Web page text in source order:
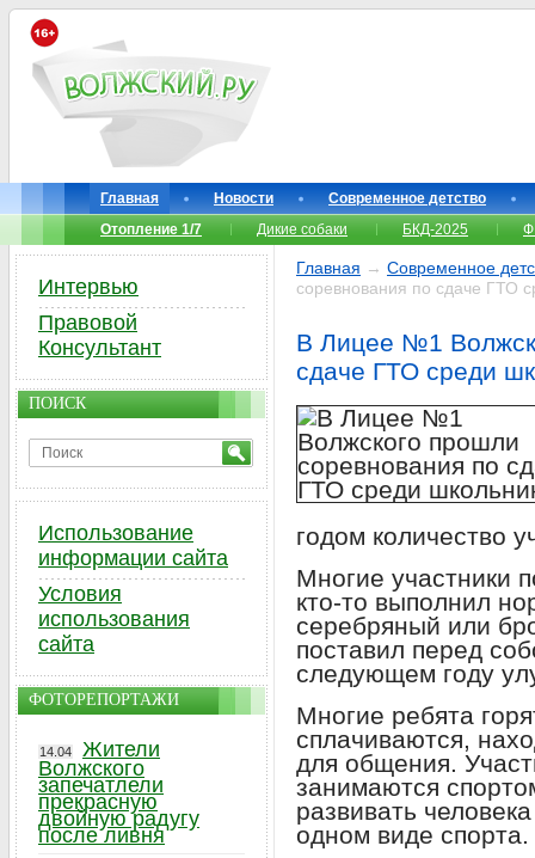
Главная Новости
Современное детство
Отопление 1/7
Дикие собаки БКД-2025
Главная → Современное
соревнования по сдаче ГТО
В Лицее №1
сдаче ГТО среди
годом количество
Многие участники
кто-то выполнил
серебряный или
поставил перед
следующем году
Многие ребята
сплачиваются,
для общения.
занимаются
развивать
одном виде спорта.
Интервью
Правовой
Консультант
ПОИСК
Использование
информации сайта
Условия
использования
сайта
ФОТОРЕПОРТАЖИ
14.04
Жители
Волжского
запечатлели
прекрасную
двойную радугу
после ливня